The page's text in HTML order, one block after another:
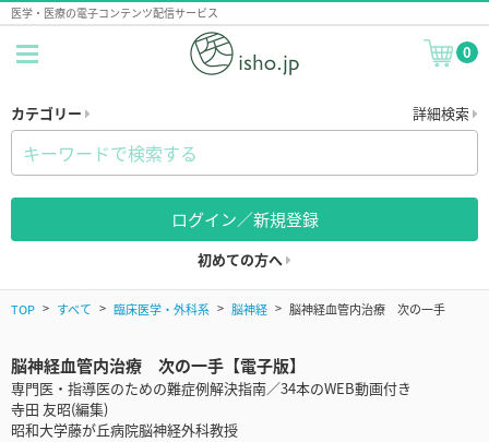
医学・医療の電子コンテンツ配信サービス
0
カテゴリー 詳細検索
ログイン／新規登録
初めての方へ
TOP すべて 臨床医学・外科系 脳神経 脳神経血管内治療 次の一手
脳神経血管内治療 次の一手【電子版】
専門医・指導医のための難症例解決指南／34本のWEB動画付き
寺田 友昭(編集)
昭和大学藤が丘病院脳神経外科教授